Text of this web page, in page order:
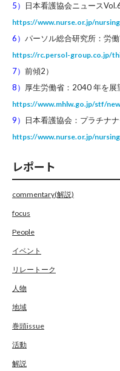
5）
日本看護協会ニュース
https://www.nurse.or.jp/
6） パーソル総合研究所：労
https://rc.persol-group.co.jp/
7） 前傾2）
8） 厚生労働省：2040 年を
https://www.mhlw.go.jp/stf/
9） 日本看護協会：プラチナ
https://www.nurse.or.jp/
レポート
commentary(解説)
focus
People
イベント
リレートーク
人物
地域
巻頭issue
活動
解説